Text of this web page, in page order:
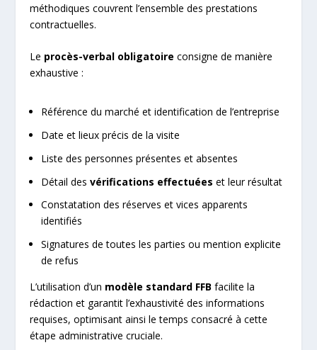
méthodiques couvrent l’ensemble des prestations
contractuelles.
Le procès-verbal obligatoire consigne de manière
exhaustive :
Référence du marché et identification de l’entreprise
Date et lieux précis de la visite
Liste des personnes présentes et absentes
Détail desvérifications effectuées et leur résultat
Constatation des réserves et vices apparents
identifiés
Signatures de toutes les parties ou mention explicite
de refus
L’utilisation d’un modèle standard FFB facilite la
rédaction et garantit l’exhaustivité des informations
requises, optimisant ainsi le temps consacré à cette
étape administrative cruciale.